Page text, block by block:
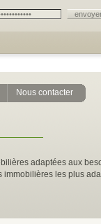
Nous contacter
adaptées aux
les plus